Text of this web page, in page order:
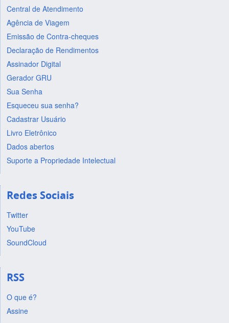
Central de Atendimento
Agência de Viagem
Emissão de Contra-cheques
Declaração de Rendimentos
Assinador Digital
Gerador GRU
Sua Senha
Esqueceu sua senha?
Cadastrar Usuário
Livro Eletrônico
Dados abertos
Suporte a Propriedade Intelectual
Redes Sociais
Twitter
YouTube
SoundCloud
RSS
O que é?
Assine